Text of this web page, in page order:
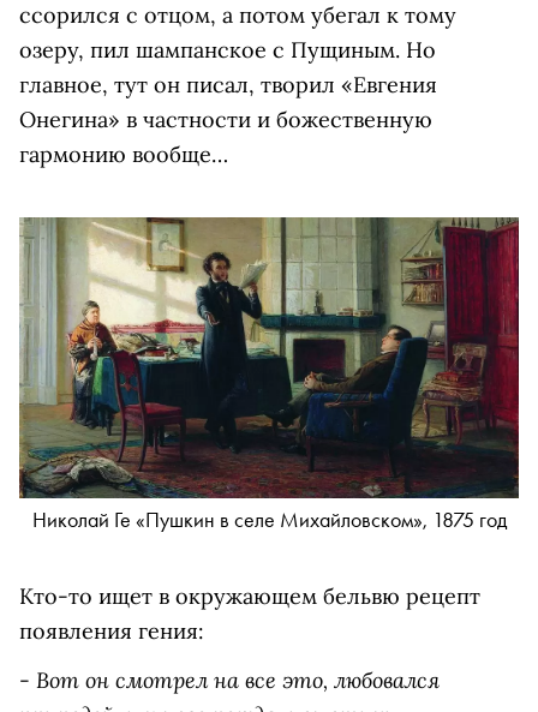
ссорился с отцом, а потом убегал к тому
озеру, пил шампанское с Пущиным. Но
главное, тут он писал, творил «Евгения
Онегина» в частности и божественную
гармонию вообще…
Николай Ге «Пушкин в селе Михайловском», 1875 год
Кто-то ищет в окружающем бельвю рецепт
появления гения:
- Вот он смотрел на все это, любовался